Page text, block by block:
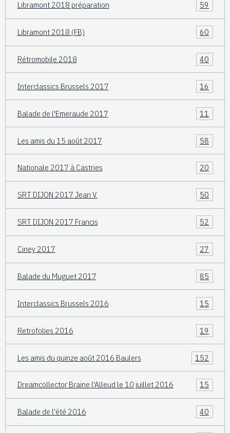
Libramont 2018 préparation 59
Libramont 2018 (FB) 60
Rétromobile 2018 40
Interclassics Brussels 2017 16
Balade de l'Emeraude 2017 11
Les amis du 15 août 2017 58
Nationale 2017 à Castries 20
SRT DIJON 2017 Jean V. 50
SRT DIJON 2017 Francis 52
Ciney 2017 27
Balade du Muguet 2017 85
Interclassics Brussels 2016 15
Retrofolies 2016 19
Les amis du quinze août 2016 Baulers 152
Dreamcollector Braine l'Alleud le 10 juillet 2016 15
Balade de l'été 2016 40